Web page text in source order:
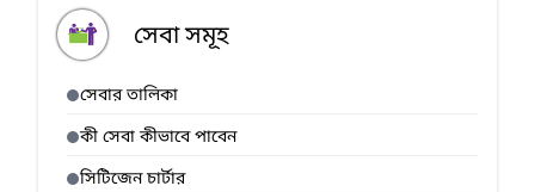
সেবা সমূহ
সেবার তালিকা
কী সেবা কীভাবে পাবেন
সিটিজেন চার্টার